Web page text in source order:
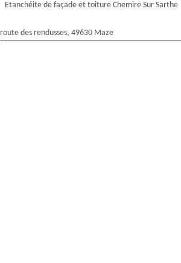
Etanchéite de façade et toiture Chemire Sur Sarthe
route des rendusses, 49630 Maze